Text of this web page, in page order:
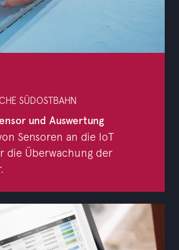
SÜDOSTBAHN
und Auswertung
Sensoren an die IoT
die Überwachung der